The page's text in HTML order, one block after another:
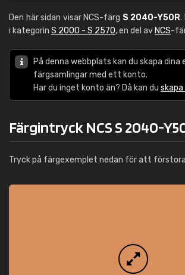
Den här sidan visar NCS-färg S 2040-Y50R.
i kategorin S 2000 - S 2570, en del av NCS-
På denna webbplats kan du skapa dina
färgsamlingar med ett konto.
Har du inget konto än? Då kan du
Färgintryck NCS S 2040-
Tryck på färgexemplet nedan för att